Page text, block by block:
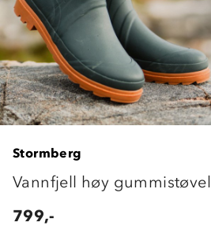
Stormberg
Vannfjell høy gummistøvel
799,-